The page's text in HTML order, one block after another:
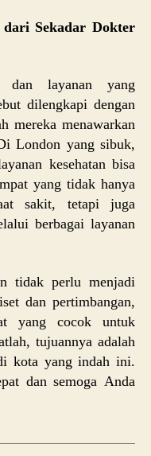
Sekadar Dokter
dan layanan yang
dilengkapi dengan
mereka menawarkan
London yang sibuk,
kesehatan bisa
yang tidak hanya
sakit, tetapi juga
berbagai layanan
tidak perlu menjadi
dan pertimbangan,
yang cocok untuk
tujuannya adalah
kota yang indah ini.
dan semoga Anda